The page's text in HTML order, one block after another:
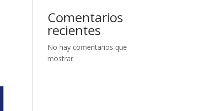
Comentarios
recientes
No hay comentarios que
mostrar.